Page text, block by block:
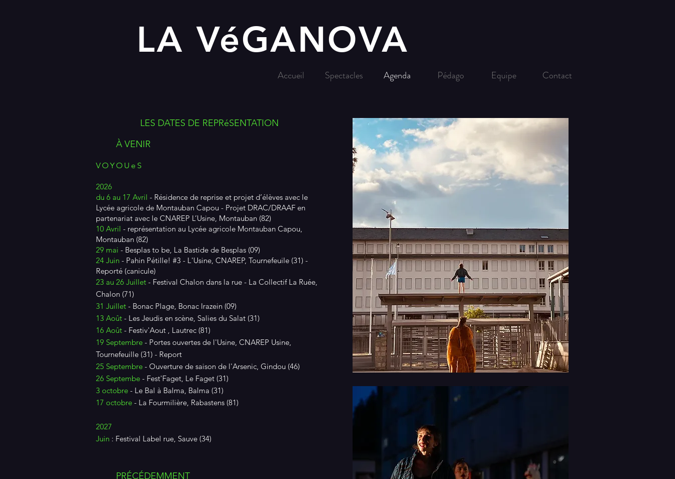
LA VéGANOVA
Accueil Spectacles Agenda Pédago Equipe Contact
LES DATES DE REPRéSENTATION
À VENIR
VOYOUeS
2026
du 6 au 17 Avril - Résidence de reprise et projet d’élèves avec le
Lycée agricole de Montauban Capou - Projet DRAC/DRAAF en
partenariat avec le CNAREP L’Usine, Montauban (82)
10 Avril - représentation au Lycée agricole Montauban Capou,
Montauban (82)
29 mai - Besplas to be, La Bastide de Besplas (09)
24 Juin - Pahin Pétille! #3 - L'Usine, CNAREP, Tournefeuile (31) -
Reporté (canicule)
23 au 26 Juillet - Festival Chalon dans la rue - La Collectif La Ruée,
Chalon (71)
31 Juillet - Bonac Plage, Bonac Irazein (09)
13 Août - Les Jeudis en scène, Salies du Salat (31)
16 Août - Festiv'Aout , Lautrec (81)
19 Septembre - Portes ouvertes de l'Usine, CNAREP Usine,
Tournefeuille (31) - Report
25 Septembre - Ouverture de saison de l'Arsenic, Gindou (46)
26 Septembe - Fest'Faget, Le Faget (31)
3 octobre - Le Bal à Balma, Balma (31)
17 octobre - La Fourmilière, Rabastens (81)
2027
Juin : Festival Label rue, Sauve (34)
PRÉCÉDEMMENT